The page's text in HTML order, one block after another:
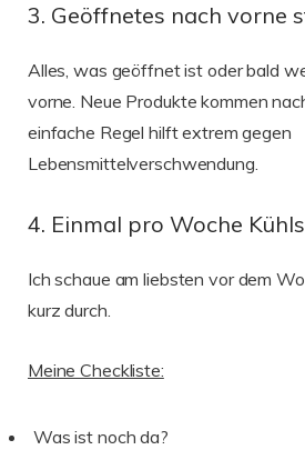
3. Geöffnetes nach vorne
Alles, was geöffnet ist oder bald
vorne. Neue Produkte kommen
einfache Regel hilft extrem gegen
Lebensmittelverschwendung.
4. Einmal pro Woche
Ich schaue am liebsten vor dem
kurz durch.
Meine Checkliste:
Was ist noch da?